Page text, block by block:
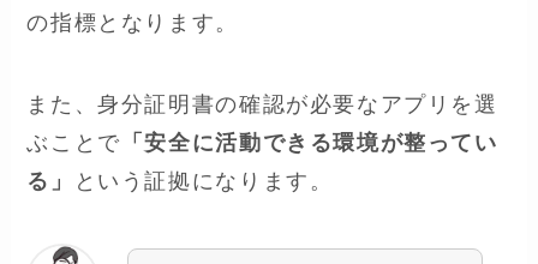
の指標となります。
また、身分証明書の確認が必要なアプリを選
ぶことで 「安全に活動できる環境が整ってい
る」
という証拠になります。